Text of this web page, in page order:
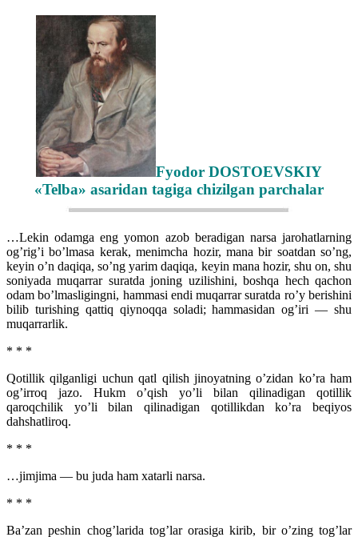
Fyodor DOSTOEVSKIY
«Telba» asaridan tagiga chizilgan parchalar
…Lekin odamga eng yomon azob beradigan narsa jarohatlarning
og’rig’i bo’lmasa kerak, menimcha hozir, mana bir soatdan so’ng,
keyin o’n daqiqa, so’ng yarim daqiqa, keyin mana hozir, shu on, shu
soniyada muqarrar suratda joning uzilishini, boshqa hech qachon
odam bo’lmasligingni, hammasi endi muqarrar suratda ro’y berishini
bilib turishing qattiq qiynoqqa soladi; hammasidan og’iri — shu
muqarrarlik.
* * *
Qotillik qilganligi uchun qatl qilish jinoyatning o’zidan ko’ra ham
og’irroq jazo. Hukm o’qish yo’li bilan qilinadigan qotillik
qaroqchilik yo’li bilan qilinadigan qotillikdan ko’ra beqiyos
dahshatliroq.
* * *
…jimjima — bu juda ham xatarli narsa.
* * *
Ba’zan peshin chog’larida tog’lar orasiga kirib, bir o’zing tog’lar